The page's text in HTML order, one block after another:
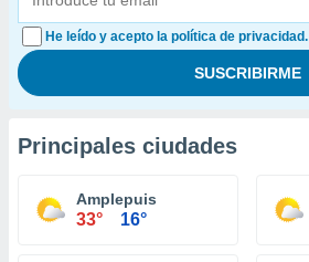
He leído y acepto la política de privacidad.
Principales ciudades
Amplepuis
33° 16°